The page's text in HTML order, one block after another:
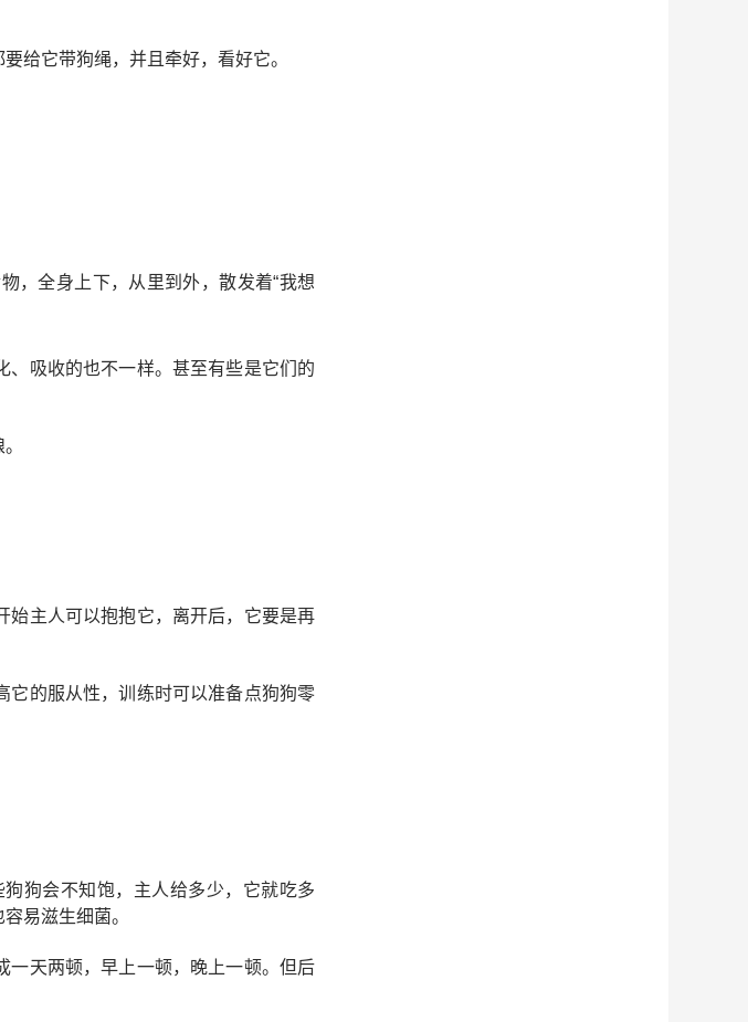
给它带狗绳，并且牵好，看好它。
，全身上下，从里到外，散发着“我想
、吸收的也不一样。甚至有些是它们的
始主人可以抱抱它，离开后，它要是再
它的服从性，训练时可以准备点狗狗零
狗会不知饱，主人给多少，它就吃多
易滋生细菌。
一天两顿，早上一顿，晚上一顿。但后